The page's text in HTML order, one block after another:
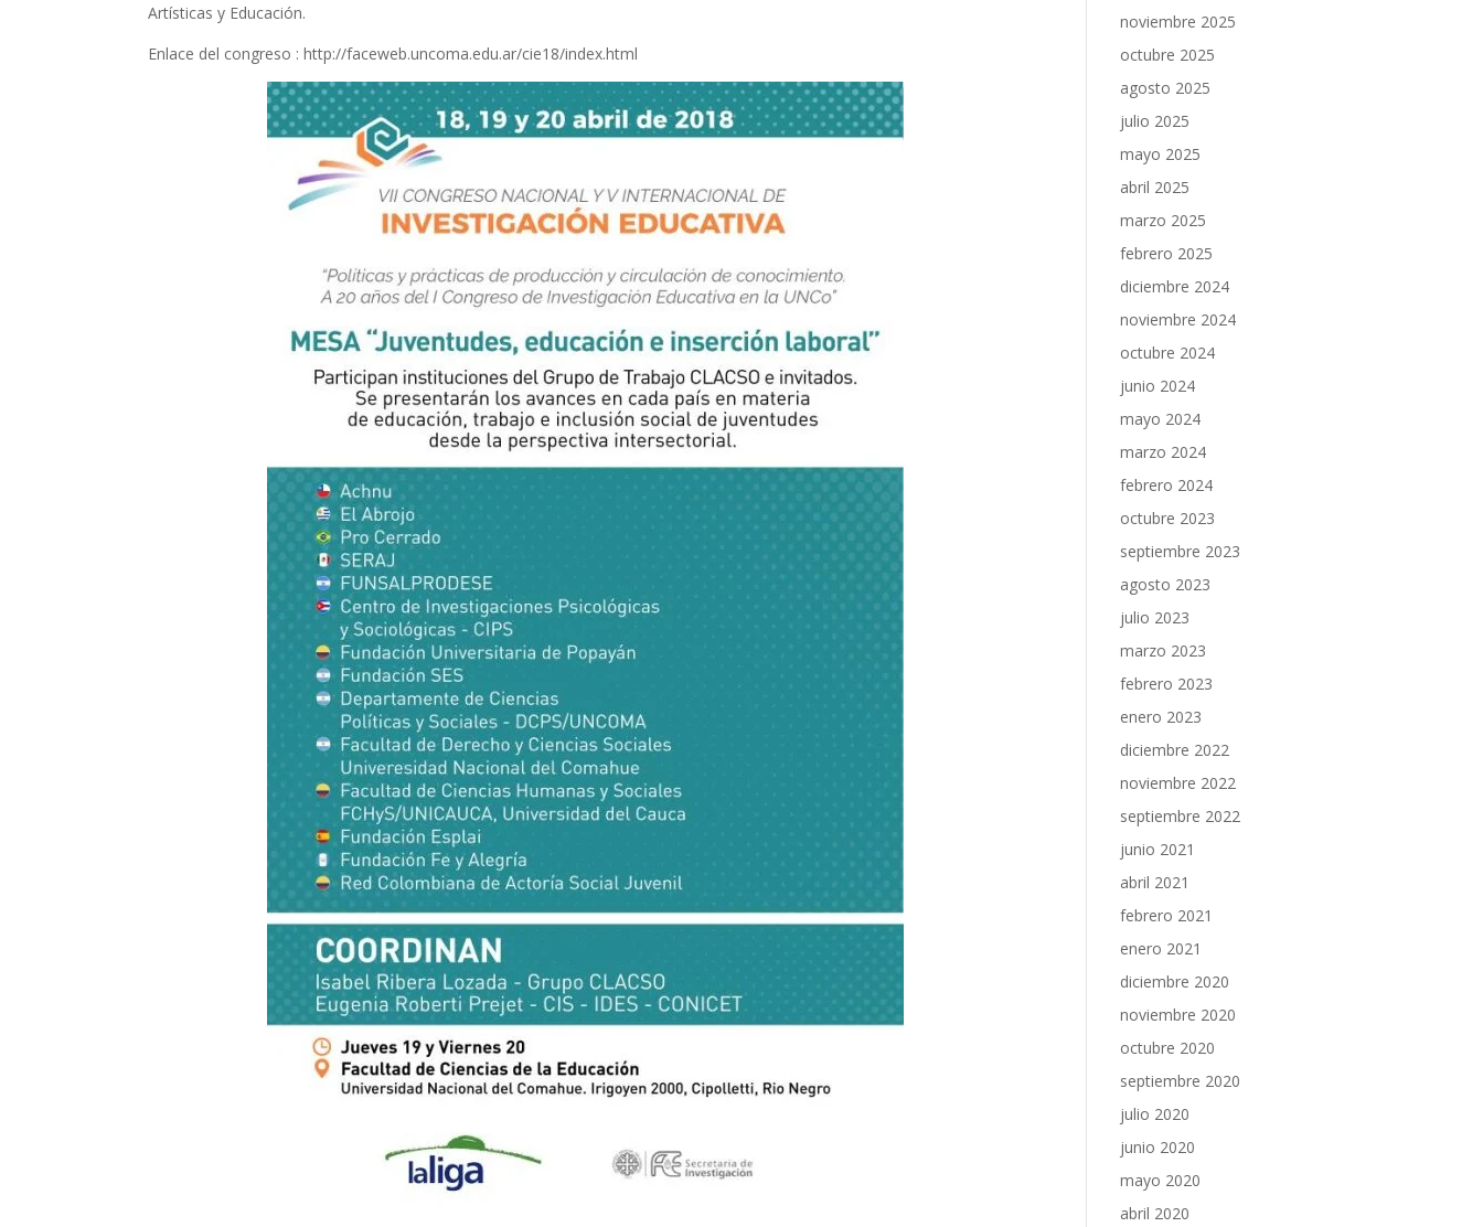
Artísticas y Educación.
Enlace del congreso : http://faceweb.uncoma.edu.ar/cie18/index.html
noviembre 2025
octubre 2025
agosto 2025
julio 2025
mayo 2025
abril 2025
marzo 2025
febrero 2025
diciembre 2024
noviembre 2024
octubre 2024
junio 2024
mayo 2024
marzo 2024
febrero 2024
octubre 2023
septiembre 2023
agosto 2023
julio 2023
marzo 2023
febrero 2023
enero 2023
diciembre 2022
noviembre 2022
septiembre 2022
junio 2021
abril 2021
febrero 2021
enero 2021
diciembre 2020
noviembre 2020
octubre 2020
septiembre 2020
julio 2020
junio 2020
mayo 2020
abril 2020